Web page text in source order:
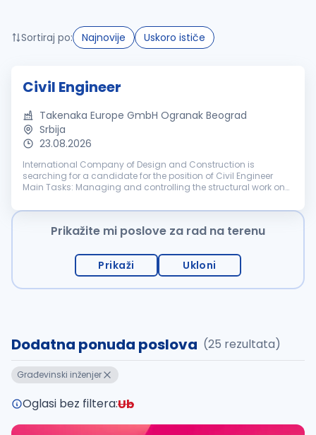
Sortiraj po: Najnovije Uskoro ističe
Civil Engineer
Takenaka Europe GmbH Ogranak Beograd
Srbija
23.08.2026
International Company of Design and Construction is
searching for a candidate for the position of Civil Engineer
Main Tasks: Managing and controlling the structural work on
standards Managing and...
Prikažite mi poslove za rad na terenu
Prikaži Ukloni
Dodatna ponuda poslova (25 rezultata)
Građevinski inženjer
Oglasi bez filtera:Ub